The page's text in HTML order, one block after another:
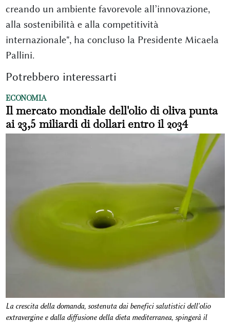
creando un ambiente favorevole all’innovazione,
alla sostenibilità e alla competitività
internazionale", ha concluso la Presidente Micaela
Pallini.
Potrebbero interessarti
ECONOMIA
Il mercato mondiale dell'olio di oliva punta
ai 23,5 miliardi di dollari entro il 2034
La crescita della domanda, sostenuta dai benefici salutistici dell'olio
extravergine e dalla diffusione della dieta mediterranea, spingerà il